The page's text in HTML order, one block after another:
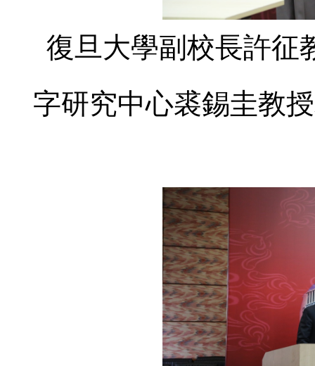
復旦大學副校長許征
字研究中心裘錫圭教